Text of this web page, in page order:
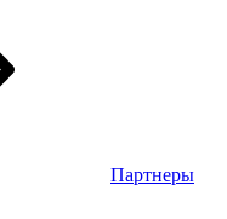
Партнеры